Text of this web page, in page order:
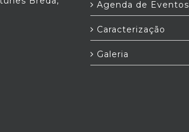
Agenda de Eventos
Caracterização
Galeria